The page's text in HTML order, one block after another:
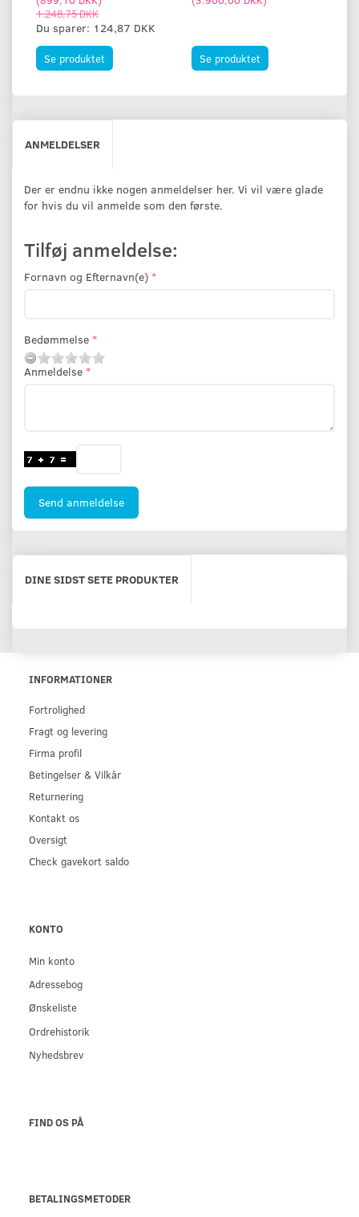
1.248,75 DKK
Du sparer: 124,87 DKK
Se produktet Se produktet
ANMELDELSER
Der er endnu ikke nogen anmeldelser her. Vi vil være glade
for hvis du vil anmelde som den første.
Tilføj anmeldelse:
Fornavn og Efternavn(e)
Bedømmelse
Anmeldelse
Send anmeldelse
DINE SIDST SETE PRODUKTER
INFORMATIONER
Fortrolighed
Fragt og levering
Firma profil
Betingelser & Vilkår
Returnering
Kontakt os
Oversigt
Check gavekort saldo
KONTO
Min konto
Adressebog
Ønskeliste
Ordrehistorik
Nyhedsbrev
FIND OS PÅ
BETALINGSMETODER